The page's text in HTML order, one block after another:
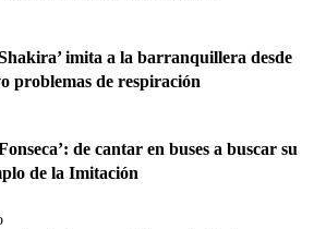
imita a la barranquillera desde
problemas de respiración
de cantar en buses a buscar su
de la Imitación